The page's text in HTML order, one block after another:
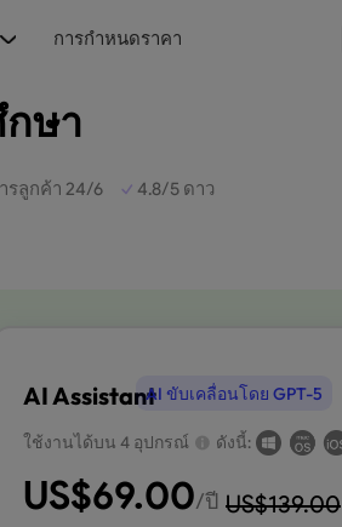
การกำหนดราคา
กษา
รลูกค้า 24/6 4.8/5 ดาว
AI AssistantAI ขับเคลื่อนโดย GPT-5
ใช้งานได้บน 4 อุปกรณ์ ดังนี้:
US$69.00/ปี US$139.00